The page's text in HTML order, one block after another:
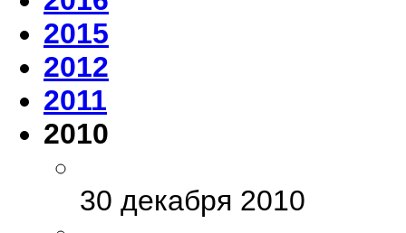
2015
2012
2011
2010
30 декабря 2010